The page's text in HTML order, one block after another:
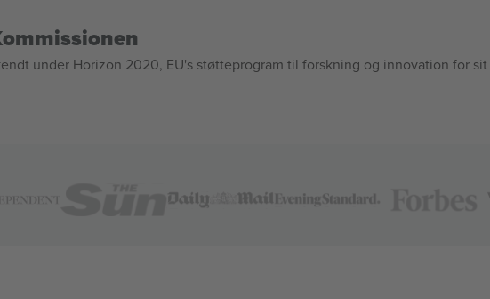
under Horizon 2020, EU's støtteprogram til forskning og innovation for sit